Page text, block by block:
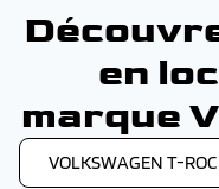
véhicule
donc pouvoir avoir
contactez-nous au
en
marque
VOLKSWAGEN T-ROC